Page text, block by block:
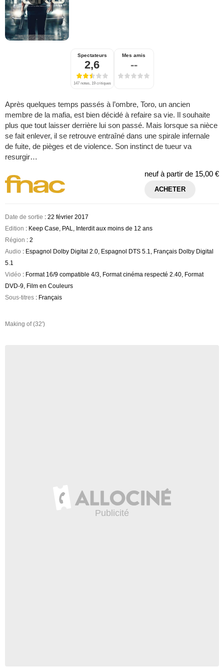
Spectateurs
2,6
147 notes, 19 critiques
Mes amis
--
Après quelques temps passés à l’ombre, Toro, un ancien
membre de la mafia, est bien décidé à refaire sa vie. Il souhaite
plus que tout laisser derrière lui son passé. Mais lorsque sa nièce
se fait enlever, il se retrouve entraîné dans une spirale infernale
de fuite, de pièges et de violence. Son instinct de tueur va
resurgir…
neuf à partir de 15,00 €
ACHETER
Date de sortie : 22 février 2017
Edition : Keep Case, PAL, Interdit aux moins de 12 ans
Région : 2
Audio : Espagnol Dolby Digital 2.0, Espagnol DTS 5.1, Français Dolby Digital
5.1
Vidéo : Format 16/9 compatible 4/3, Format cinéma respecté 2.40, Format
DVD-9, Film en Couleurs
Sous-titres : Français
Making of (32')